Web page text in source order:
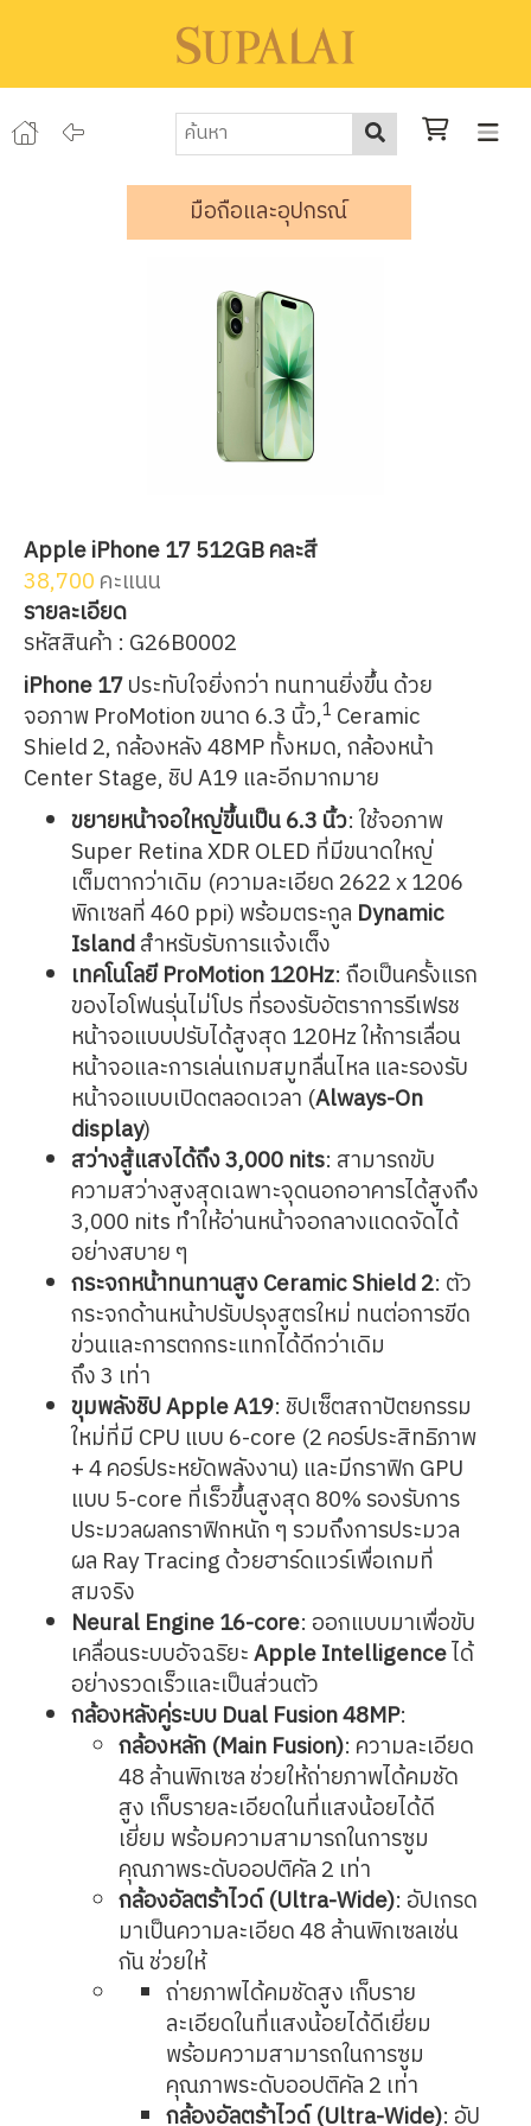
มือถือและอุปกรณ์
Apple iPhone 17 512GB คละสี
38,700คะแนน
รายละเอียด
รหัสสินค้า : G26B0002
iPhone 17ประทับใจยิ่งกว่า ทนทานยิ่งขึ้น ด้วย
จอภาพ ProMotion ขนาด 6.3 นิ้ว,1 Ceramic
Shield 2, กล้องหลัง 48MP ทั้งหมด, กล้องหน้า
Center Stage, ชิป A19 และอีกมากมาย
ขยายหน้าจอใหญ่ขึ้นเป็น 6.3 นิ้ว: ใช้จอภาพ
Super Retina XDR OLED ที่มีขนาดใหญ่
เต็มตากว่าเดิม (ความละเอียด 2622 x 1206
พิกเซลที่ 460 ppi) พร้อมตระกูล Dynamic
Islandสำหรับรับการแจ้งเต็ง
เทคโนโลยี ProMotion 120Hz: ถือเป็นครั้งแรก
ของไอโฟนรุ่นไม่โปร ที่รองรับอัตราการรีเฟรช
หน้าจอแบบปรับได้สูงสุด 120Hz ให้การเลื่อน
หน้าจอและการเล่นเกมสมูทลื่นไหล และรองรับ
หน้าจอแบบเปิดตลอดเวลา (Always-On
display)
สว่างสู้แสงได้ถึง 3,000 nits: สามารถขับ
ความสว่างสูงสุดเฉพาะจุดนอกอาคารได้สูงถึง
3,000 nits ทำให้อ่านหน้าจอกลางแดดจัดได้
อย่างสบาย ๆ
กระจกหน้าทนทานสูง Ceramic Shield 2: ตัว
กระจกด้านหน้าปรับปรุงสูตรใหม่ ทนต่อการขีด
ข่วนและการตกกระแทกได้ดีกว่าเดิม
ถึง 3 เท่า
ขุมพลังชิปApple A19: ชิปเซ็ตสถาปัตยกรรม
ใหม่ที่มี CPU แบบ 6-core (2 คอร์ประสิทธิภาพ
+ 4 คอร์ประหยัดพลังงาน) และมีกราฟิก GPU
แบบ 5-core ที่เร็วขึ้นสูงสุด 80% รองรับการ
ประมวลผลกราฟิกหนัก ๆ รวมถึงการประมวล
ผล Ray Tracing ด้วยฮาร์ดแวร์เพื่อเกมที่
สมจริง
Neural Engine 16-core: ออกแบบมาเพื่อขับ
เคลื่อนระบบอัจฉริยะApple Intelligenceได้
อย่างรวดเร็วและเป็นส่วนตัว
กล้องหลังคู่ระบบ Dual Fusion 48MP:
กล้องหลัก (Main Fusion): ความละเอียด
48 ล้านพิกเซล ช่วยให้ถ่ายภาพได้คมชัด
สูง เก็บรายละเอียดในที่แสงน้อยได้ดี
เยี่ยม พร้อมความสามารถในการซูม
คุณภาพระดับออปติคัล 2 เท่า
กล้องอัลตร้าไวด์ (Ultra-Wide): อัปเกรด
มาเป็นความละเอียด 48 ล้านพิกเซลเช่น
กัน ช่วยให้
ถ่ายภาพได้คมชัดสูง เก็บราย
ละเอียดในที่แสงน้อยได้ดีเยี่ยม
พร้อมความสามารถในการซูม
คุณภาพระดับออปติคัล 2 เท่า
กล้องอัลตร้าไวด์ (Ultra-Wide): อัป